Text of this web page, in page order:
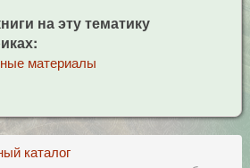
на эту тематику
материалы
каталог